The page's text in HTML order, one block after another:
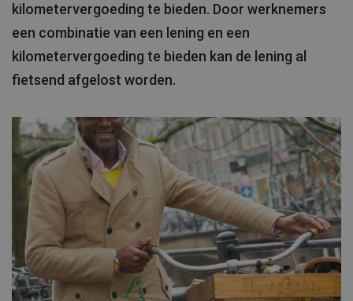
kilometervergoeding te bieden. Door werknemers
een combinatie van een lening en een
kilometervergoeding te bieden kan de lening al
fietsend afgelost worden.